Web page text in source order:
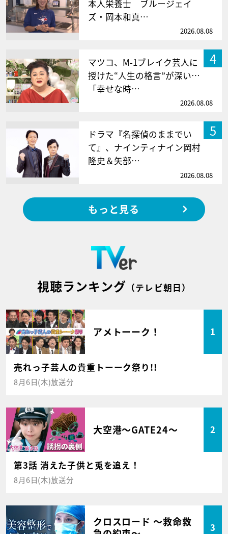
本人栄養士 ブルージェイ
ズ・岡本和真…
2026.08.08
4
マツコ、M-1ブレイク芸人に
授けた“人生の格言”が深い…
「幸せな時…
2026.08.08
5
ドラマ『名探偵のままでい
て』、ナインティナイン岡村
隆史＆矢部…
2026.08.08
もっと見る
視聴ランキング （テレビ朝日）
アメトーーク！ 1
売れっ子芸人の貴重トーーク祭り!!
8月6日(木)放送分
大空港～GATE24～ 2
第3話 消えた子供と兎を追え！
8月6日(木)放送分
クロスロード ～救命救
3